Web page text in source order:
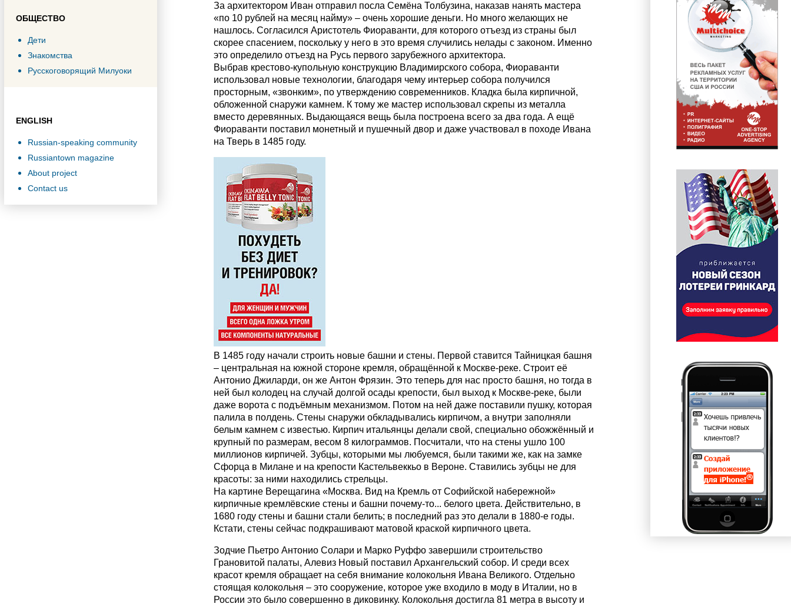
ОБЩЕСТВО
Дети
Знакомства
Русскоговорящий Милуоки
ENGLISH
Russian-speaking community
Russiantown magazine
About project
Contact us
За архитектором Иван отправил посла Семёна Толбузина, наказав нанять мастера
«по 10 рублей на месяц найму» – очень хорошие деньги. Но много желающих не
нашлось. Согласился Аристотель Фиораванти, для которого отъезд из страны был
скорее спасением, поскольку у него в это время случились нелады с законом. Именно
это определило отъезд на Русь первого зарубежного архитектора.
Выбрав крестово-купольную конструкцию Владимирского собора, Фиораванти
использовал новые технологии, благодаря чему интерьер собора получился
просторным, «звонким», по утверждению современников. Кладка была кирпичной,
обложенной снаружи камнем. К тому же мастер использовал скрепы из металла
вместо деревянных. Выдающаяся вещь была построена всего за два года. А ещё
Фиораванти поставил монетный и пушечный двор и даже участвовал в походе Ивана
на Тверь в 1485 году.
В 1485 году начали строить новые башни и стены. Первой ставится Тайницкая башня
– центральная на южной стороне кремля, обращённой к Москве-реке. Строит её
Антонио Джиларди, он же Антон Фрязин. Это теперь для нас просто башня, но тогда в
ней был колодец на случай долгой осады крепости, был выход к Москве-реке, были
даже ворота с подъёмным механизмом. Потом на ней даже поставили пушку, которая
палила в полдень. Стены снаружи обкладывались кирпичом, а внутри заполняли
белым камнем с известью. Кирпич итальянцы делали свой, специально обожжённый и
крупный по размерам, весом 8 килограммов. Посчитали, что на стены ушло 100
миллионов кирпичей. Зубцы, которыми мы любуемся, были такими же, как на замке
Сфорца в Милане и на крепости Кастельвеккьо в Вероне. Ставились зубцы не для
красоты: за ними находились стрельцы.
На картине Верещагина «Москва. Вид на Кремль от Софийской набережной»
кирпичные кремлёвские стены и башни почему-то... белого цвета. Действительно, в
1680 году стены и башни стали белить; в последний раз это делали в 1880-е годы.
Кстати, стены сейчас подкрашивают матовой краской кирпичного цвета.
Зодчие Пьетро Антонио Солари и Марко Руффо завершили строительство
Грановитой палаты, Алевиз Новый поставил Архангельский собор. И среди всех
красот кремля обращает на себя внимание колокольня Ивана Великого. Отдельно
стоящая колокольня – это сооружение, которое уже входило в моду в Италии, но в
России это было совершенно в диковинку. Колокольня достигла 81 метра в высоту и